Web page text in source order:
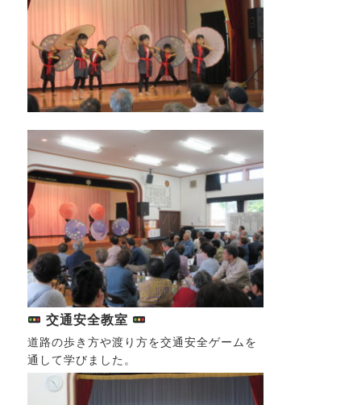
交通安全教室
道路の歩き方や渡り方を交通安全ゲームを
通して学びました。